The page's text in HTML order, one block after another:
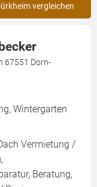
vergleichen
67551 Dorn-
Wintergarten
Vermietung /
Beratung,